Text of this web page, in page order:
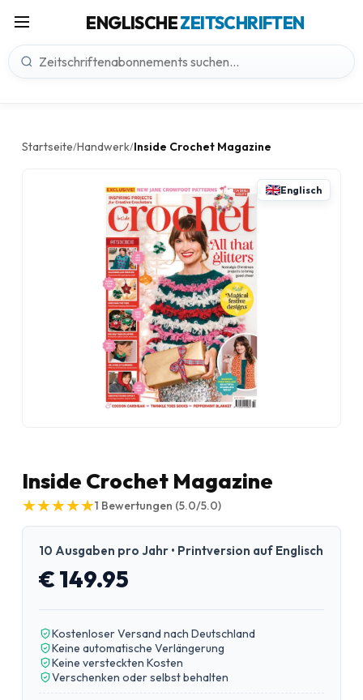
ENGLISCHEZEITSCHRIFTEN
Startseite/Handwerk/Inside Crochet Magazine
Englisch
Inside Crochet Magazine
★
★★
★★
★★
★★
★1 Bewertungen (5.0/5.0)
10 Ausgaben pro Jahr • Printversion auf Englisch
€ 149.95
Kostenloser Versand nach Deutschland
Keine automatische Verlängerung
Keine versteckten Kosten
Verschenken oder selbst behalten